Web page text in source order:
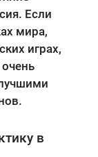
Если
мира,
играх,
в